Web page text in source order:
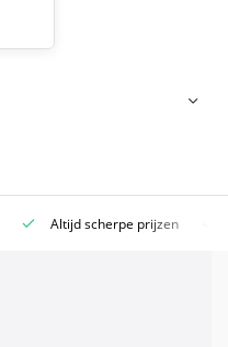
Altijd scherpe prijzen